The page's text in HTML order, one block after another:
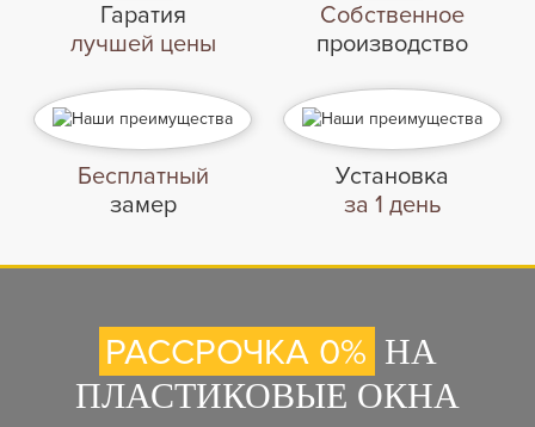
Гаратия
лучшей цены
Собственное
производство
Бесплатный
замер
Установка
за 1 день
РАССРОЧКА 0% НА
ПЛАСТИКОВЫЕ ОКНА